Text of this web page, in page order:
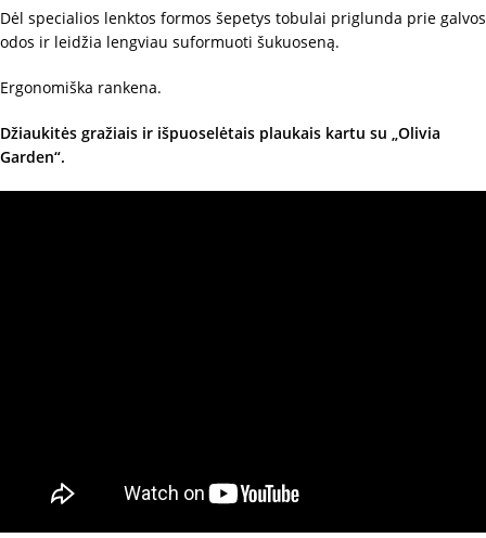
Dėl specialios lenktos formos šepetys tobulai priglunda prie galvos
odos ir leidžia lengviau suformuoti šukuoseną.
Ergonomiška rankena.
Džiaukitės gražiais ir išpuoselėtais plaukais kartu su „Olivia
Garden“.